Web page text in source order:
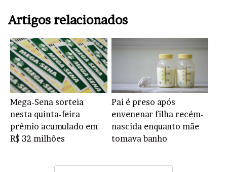
Artigos relacionados
Mega-Sena sorteia
nesta quinta-feira
prêmio acumulado em
R$ 32 milhões
Pai é preso após
envenenar filha recém-
nascida enquanto mãe
tomava banho